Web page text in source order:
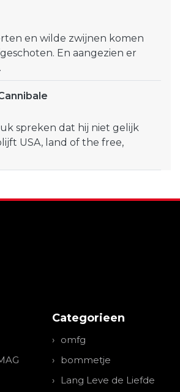
en wilde zwijnen komen
En aangezien er
spreken dat hij niet gelijk
USA, land of the free,
Categorieen
omfg
bommetje
Lang Leve de Liefde